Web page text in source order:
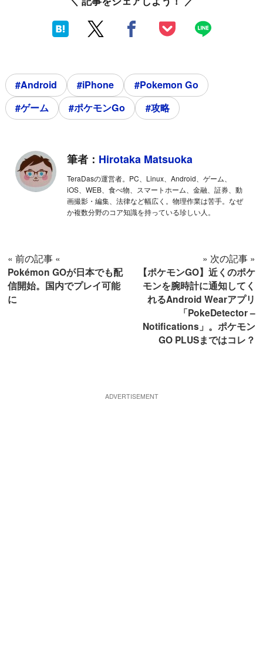
#Android #iPhone
#Pokemon Go
#ゲーム
#ポケモンGo #攻略
筆者： Hirotaka Matsuoka
TeraDasの運営者。PC、Linux、Android、ゲーム、
iOS、WEB、食べ物、スマートホーム、金融、証券、動
画撮影・編集、法律など幅広く。物理作業は苦手。なぜ
か複数分野のコア知識を持っている珍しい人。
« 前の記事 «
Pokémon GOが日本でも配
信開始。国内でプレイ可能
に
» 次の記事 »
【ポケモンGO】近くのポケ
モンを腕時計に通知してく
れるAndroid Wearアプリ
「PokeDetector –
Notifications」。ポケモン
GO PLUSまではコレ？